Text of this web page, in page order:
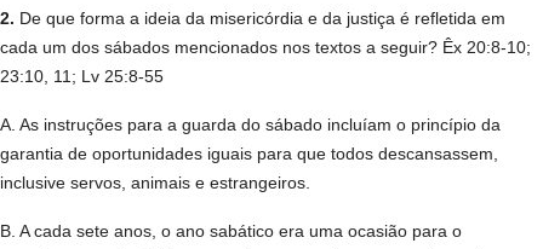
2. De que forma a ideia da misericórdia e da justiça é refletida em
cada um dos sábados mencionados nos textos a seguir? Êx 20:8-10;
23:10, 11; Lv 25:8-55
A. As instruções para a guarda do sábado incluíam o princípio da
garantia de oportunidades iguais para que todos descansassem,
inclusive servos, animais e estrangeiros.
B. A cada sete anos, o ano sabático era uma ocasião para o